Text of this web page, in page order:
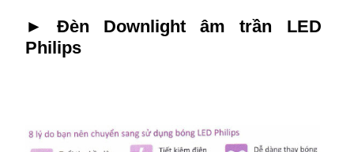
►
Đèn Downlight âm trần LED
Philips